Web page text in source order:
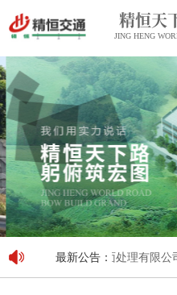
精恒天
JING HENG
最新公告：
重庆精恒金属表面处理有限公司